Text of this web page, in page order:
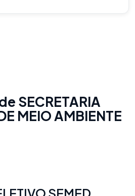
SECRETARIA
MEIO AMBIENTE